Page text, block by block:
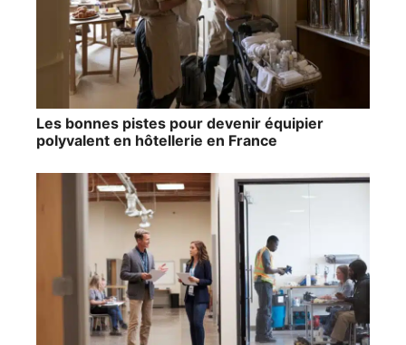
Les bonnes pistes pour devenir équipier
polyvalent en hôtellerie en France